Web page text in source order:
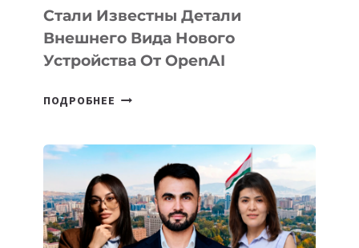
Стали Известны Детали
Внешнего Вида Нового
Устройства От OpenAI
ПОДРОБНЕЕ СТАЛИ
ВНЕШНЕГО
ВИДА
НОВОГО
УСТРОЙСТВА
ОТ